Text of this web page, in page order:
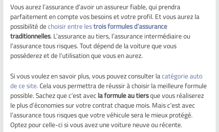
Vous aurez l’assurance d’avoir un assureur fiable, qui prendra
parfaitement en compte vos besoins et votre profil. Et vous aurez la
possibilité dechoisir entre lestrois formules d’assurance
traditionnelles. L’assurance au tiers, l’assurance intermédiaire ou
l’assurance tous risques. Tout dépend de la voiture que vous
posséderez et de l’utilisation que vous en aurez.
Si vous voulez en savoir plus, vous pouvez consulter lacatégorie auto
de ce site. Cela vous permettra de réussir à choisir la meilleure formule
possible. Sachez que c’est avecla formule au tiersque vous réaliserez
le plus d’économies sur votre contrat chaque mois. Mais c’est avec
l’assurance tous risques que votre véhicule sera le mieux protégé.
Optez pour celle-ci si vous avez une voiture neuve ou récente.